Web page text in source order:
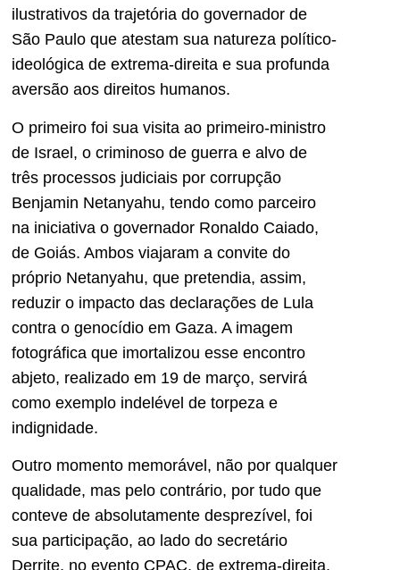
ilustrativos da trajetória do governador de
São Paulo que atestam sua natureza político-
ideológica de extrema-direita e sua profunda
aversão aos direitos humanos.
O primeiro foi sua visita ao primeiro-ministro
de Israel, o criminoso de guerra e alvo de
três processos judiciais por corrupção
Benjamin Netanyahu, tendo como parceiro
na iniciativa o governador Ronaldo Caiado,
de Goiás. Ambos viajaram a convite do
próprio Netanyahu, que pretendia, assim,
reduzir o impacto das declarações de Lula
contra o genocídio em Gaza. A imagem
fotográfica que imortalizou esse encontro
abjeto, realizado em 19 de março, servirá
como exemplo indelével de torpeza e
indignidade.
Outro momento memorável, não por qualquer
qualidade, mas pelo contrário, por tudo que
conteve de absolutamente desprezível, foi
sua participação, ao lado do secretário
Derrite, no evento CPAC, de extrema-direita,